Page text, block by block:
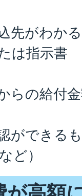
先がわか
は指示書
らの給付
ができる
ど）